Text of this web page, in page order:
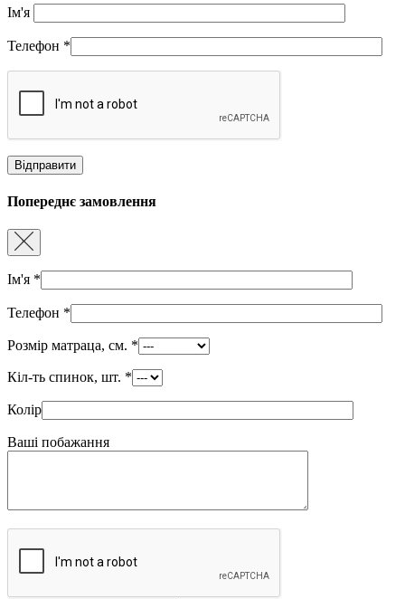
Ім'я
Телефон *
Попереднє замовлення
Ім'я *
Телефон *
Розмір матраца, см. *
Кіл-ть спинок, шт. *
Колір
Ваші побажання